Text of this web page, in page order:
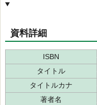
資料詳細
ISBN
タイトル
タイトルカナ
著者名